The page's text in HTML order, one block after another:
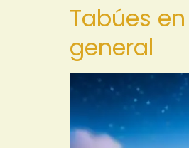
Tabúes
general